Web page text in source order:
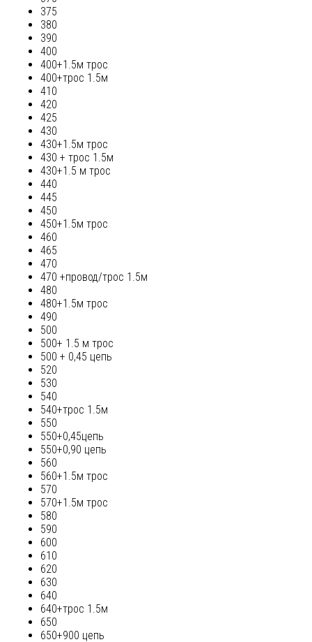
375
380
390
400
400+1.5м трос
400+трос 1.5м
410
420
425
430
430+1.5м трос
430 + трос 1.5м
430+1.5 м трос
440
445
450
450+1.5м трос
460
465
470
470 +провод/трос 1.5м
480
480+1.5м трос
490
500
500+ 1.5 м трос
500 + 0,45 цепь
520
530
540
540+трос 1.5м
550
550+0,45цепь
550+0,90 цепь
560
560+1.5м трос
570
570+1.5м трос
580
590
600
610
620
630
640
640+трос 1.5м
650
650+900 цепь